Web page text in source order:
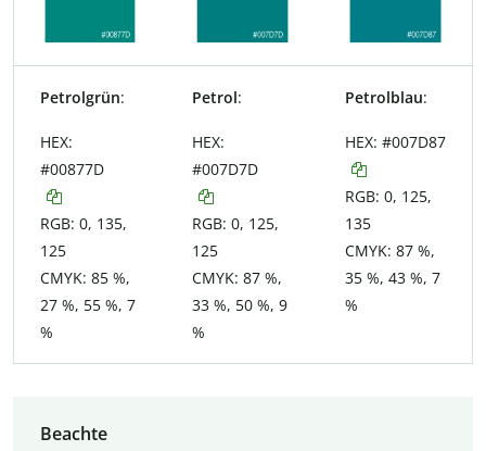
Petrolgrün:
HEX:
#00877D
RGB: 0, 135,
125
CMYK: 85 %,
27 %, 55 %, 7
%
Petrol:
HEX:
#007D7D
RGB: 0, 125,
125
CMYK: 87 %,
33 %, 50 %, 9
%
Petrolblau:
HEX: #007D87
RGB: 0, 125,
135
CMYK: 87 %,
35 %, 43 %, 7
%
Beachte